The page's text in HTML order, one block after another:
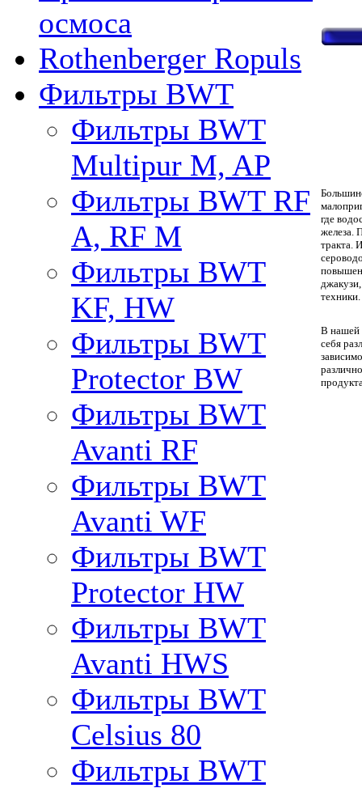
осмоса
Rothenberger Ropuls
Фильтры BWT
Фильтры BWT
Multipur M, AP
Фильтры BWT RF
A, RF M
Фильтры BWT
KF, HW
Фильтры BWT
Protector BW
Фильтры BWT
Avanti RF
Фильтры BWT
Avanti WF
Фильтры BWT
Protector HW
Фильтры BWT
Avanti HWS
Фильтры BWT
Celsius 80
Фильтры BWT
где
железа.
тракта.
техники.
В нашей
себя